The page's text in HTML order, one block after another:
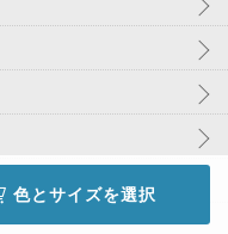
色とサイズを選択